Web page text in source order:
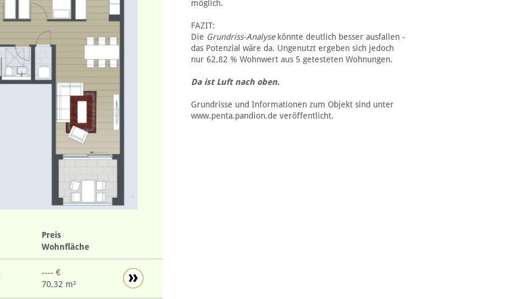
Preis
Wohnfläche
---- €
70,32 m²
möglich.
FAZIT:
Die Grundriss-Analysekönnte deutlich besser ausfallen -
das Potenzial wäre da. Ungenutzt ergeben sich jedoch
nur 62,82 % Wohnwert aus 5 getesteten Wohnungen.
Da ist Luft nach oben.
Grundrisse und Informationen zum Objekt sind unter
www.penta.pandion.de veröffentlicht.